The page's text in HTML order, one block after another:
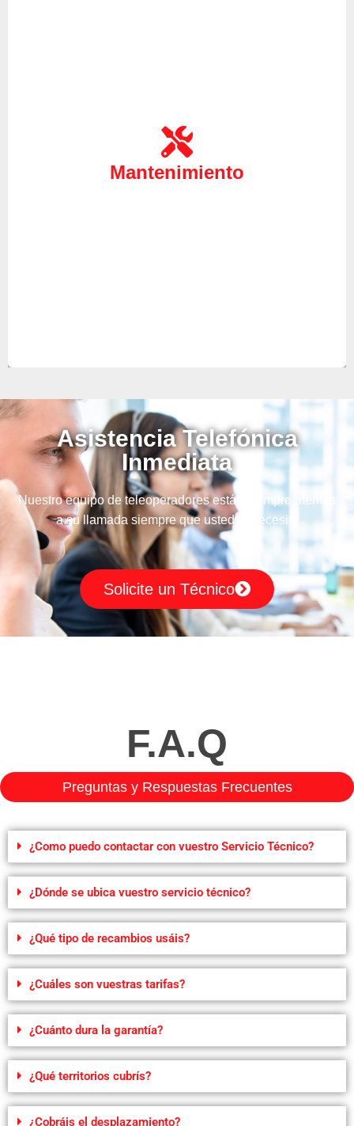
Mantenimiento
nuestro servicio técnico especializado, gracias a
ello nos anticiparemos a futuras averías además de
ayudarle a reducir el gasto energético debido a
Asistencia Telefónica
Inmediata
Nuestro equipo de teleoperadores están siempre atentos
a su llamada siempre que usted lo necesite
Solicite un Técnico
F.A.Q
Preguntas y Respuestas Frecuentes
¿Como puedo contactar con vuestro Servicio Técnico?
¿Dónde se ubica vuestro servicio técnico?
¿Qué tipo de recambios usáis?
¿Cuáles son vuestras tarifas?
¿Cuánto dura la garantía?
¿Qué territorios cubrís?
¿Cobráis el desplazamiento?